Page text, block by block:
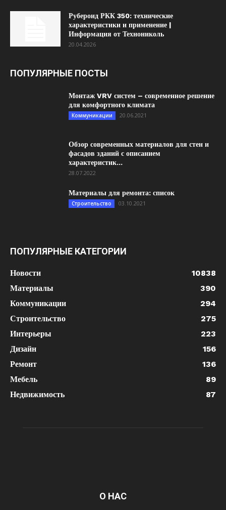
Рубероид РКК 350: технические
характеристики и применение |
Информация от Технониколь
20.04.2026
ПОПУЛЯРНЫЕ ПОСТЫ
Монтаж VRV систем – современное решение
для комфортного климата
Коммуникации 20.06.2021
Обзор современных материалов для стен и
фасадов зданий с описанием
характеристик...
28.07.2022
Материалы для ремонта: список
Строительство 03.10.2021
ПОПУЛЯРНЫЕ КАТЕГОРИИ
Новости
10838
Материалы
390
Коммуникации
294
Строительство
275
Интерьеры
223
Дизайн
156
Ремонт
136
Мебель
89
Недвижимость
87
О НАС